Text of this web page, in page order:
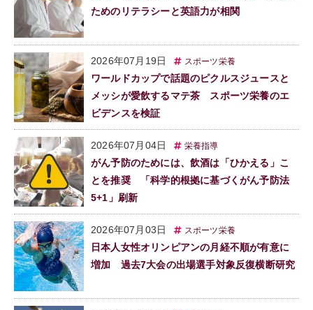
ためのリテラシーと英語力が相関
2026年07月19日 スポーツ栄養
ワールドカップで話題のピクルスジュースと
メッシが愛飲するマテ茶 スポーツ栄養のエ
ビデンスを検証
2026年07月04日 栄養指導
がん予防のためには、飲酒は「ひかえる」こ
とを推奨 「科学的根拠に基づくがん予防法
5+1」刷新
2026年07月03日 スポーツ栄養
日本人女性オリンピアンの月経不順が有意に
増加 過去7大会の出場選手対象反復横断研究